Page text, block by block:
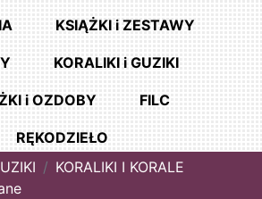
KSIĄŻKI i ZESTAWY
KORALIKI i GUZIKI
i OZDOBY FILC
RĘKODZIEŁO
KORALIKI I KORALE